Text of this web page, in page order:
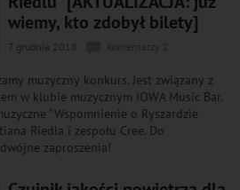
wiemy, kto zdobył bilety]
7 grudnia 2018
muzyczny konkurs. Jest związany z
w klubie muzycznym IOWA Music Bar.
"Wspomnienie o Ryszardzie
Riedla i zespołu Cree. Do
zaproszenia!